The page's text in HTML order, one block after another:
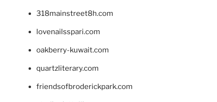
318mainstreet8h.com
lovenailsspari.com
oakberry-kuwait.com
quartzliterary.com
friendsofbroderickpark.com